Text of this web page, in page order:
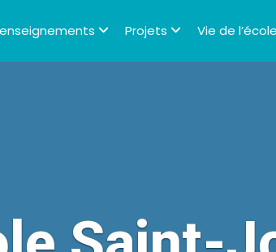
Projets Vie de l’école